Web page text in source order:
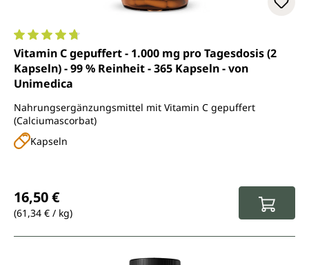
Durchschnittliche Bewertung von 4.7 von 5 Sternen
Vitamin C gepuffert - 1.000 mg pro Tagesdosis (2
Kapseln) - 99 % Reinheit - 365 Kapseln - von
Unimedica
Nahrungsergänzungsmittel mit Vitamin C gepuffert
(Calciumascorbat)
Kapseln
16,50 €
(61,34 € / kg)